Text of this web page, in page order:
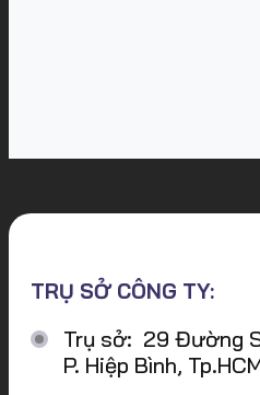
TRỤ SỞ CÔNG TY:
Trụ sở: 29 Đường
P. Hiệp Bình,